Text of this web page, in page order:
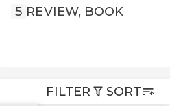
5 REVIEW, BOOK
FILTER SORT